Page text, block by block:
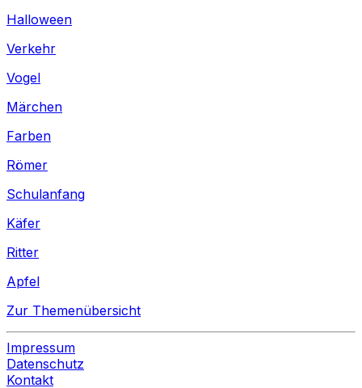
Halloween
Verkehr
Vogel
Märchen
Farben
Römer
Schulanfang
Käfer
Ritter
Apfel
Zur Themenübersicht
Impressum
Datenschutz
Kontakt